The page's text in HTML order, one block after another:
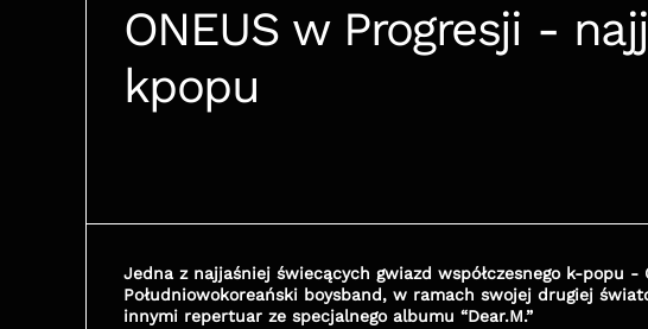
ONEUS w Progresji -
kpopu
Jedna z najjaśniej świecących gwiazd współczesnego k-popu -
Południowokoreański boysband, w ramach swojej drugiej
innymi repertuar ze specjalnego albumu “Dear.M.”